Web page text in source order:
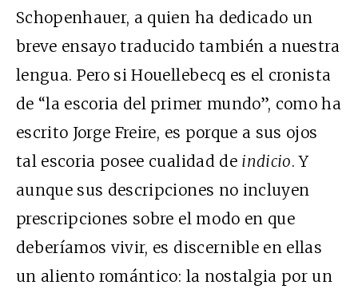
Schopenhauer, a quien ha dedicado un
breve ensayo traducido también a nuestra
lengua. Pero si Houellebecq es el cronista
de “la escoria del primer mundo”, como ha
escrito Jorge Freire, es porque a sus ojos
tal escoria posee cualidad de indicio. Y
aunque sus descripciones no incluyen
prescripciones sobre el modo en que
deberíamos vivir, es discernible en ellas
un aliento romántico: la nostalgia por un